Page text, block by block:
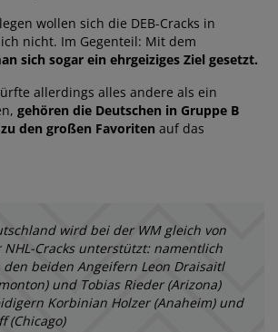
wollen sich die DEB-Cracks in
nicht. Im Gegenteil: Mit dem
sich sogar ein ehrgeiziges Ziel gesetzt.
allerdings alles andere als ein
gehören die Deutschen in Gruppe B
den großen Favoriten auf das
wird bei der WM gleich von
NHL-Cracks unterstützt: namentlich
den beiden Angeifern Leon Draisaitl
und Tobias Rieder (Arizona)
Korbinian Holzer (Anaheim) und
(Chicago)